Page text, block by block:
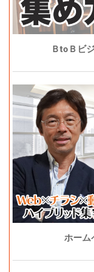
ＢtoＢビ
ホーム